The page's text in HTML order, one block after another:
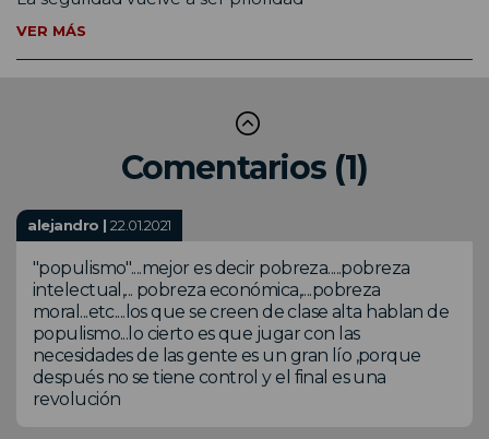
VER MÁS
Comentarios (1)
alejandro |22.01.2021
"populismo"....mejor es decir pobreza.....pobreza
intelectual,... pobreza económica,....pobreza
moral...etc....los que se creen de clase alta hablan de
populismo...lo cierto es que jugar con las
necesidades de las gente es un gran lío ,porque
después no se tiene control y el final es una
revolución